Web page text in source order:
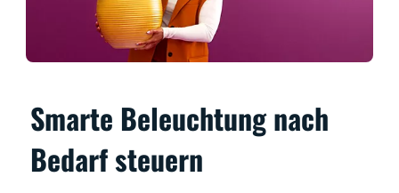
Smarte Beleuchtung nach
Bedarf steuern